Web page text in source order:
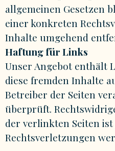
allgemeinen Gesetzen
einer konkreten
Inhalte umgehend
Haftung für Links
Unser Angebot enthält
diese fremden Inhalte
Betreiber der Seiten
überprüft.
der verlinkten Seiten
Rechtsverletzungen